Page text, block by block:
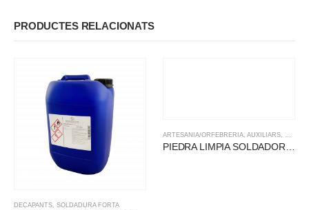
PRODUCTES RELACIONATS
DECAPANTS SOLDADURA FORTA
ARTESANIA/ORFEBRERIA AUXILIARS